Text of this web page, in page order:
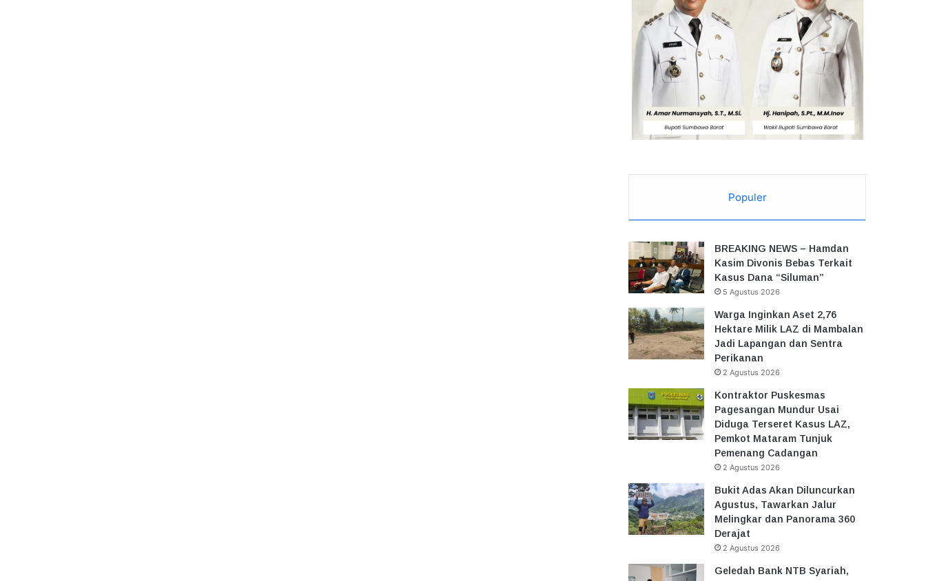
Populer
BREAKING NEWS – Hamdan
Kasim Divonis Bebas Terkait
Kasus Dana “Siluman”
5 Agustus 2026
Warga Inginkan Aset 2,76
Hektare Milik LAZ di Mambalan
Jadi Lapangan dan Sentra
Perikanan
2 Agustus 2026
Kontraktor Puskesmas
Pagesangan Mundur Usai
Diduga Terseret Kasus LAZ,
Pemkot Mataram Tunjuk
Pemenang Cadangan
2 Agustus 2026
Bukit Adas Akan Diluncurkan
Agustus, Tawarkan Jalur
Melingkar dan Panorama 360
Derajat
2 Agustus 2026
Geledah Bank NTB Syariah,